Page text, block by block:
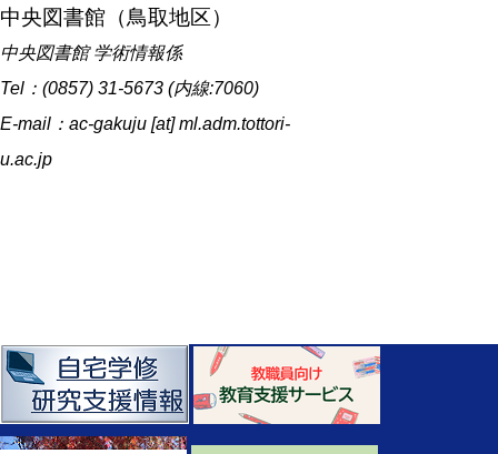
中央図書館（鳥取地区）
中央図書館 学術情報係
Tel：(0857) 31-5673 (内線:7060)
E-mail：ac-gakuju [at] ml.adm.tottori-
u.ac.jp